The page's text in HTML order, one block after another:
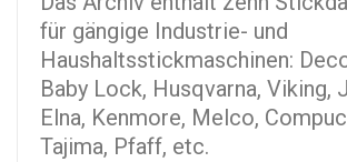
für gängige Industrie- und
Haushaltsstickmaschinen:
Baby Lock, Husqvarna, Viking,
Elna, Kenmore, Melco,
Tajima, Pfaff, etc.